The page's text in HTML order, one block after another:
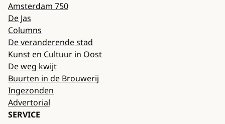
Amsterdam 750
De Jas
Columns
De veranderende stad
Kunst en Cultuur in Oost
De weg kwijt
Buurten in de Brouwerij
Ingezonden
Advertorial
SERVICE